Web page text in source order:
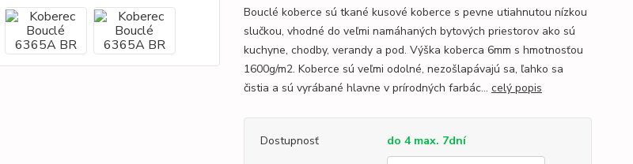
Bouclé koberce sú tkané kusové koberce s pevne utiahnutou nízkou
slučkou, vhodné do veľmi namáhaných bytových priestorov ako sú
kuchyne, chodby, verandy a pod. Výška koberca 6mm s hmotnosťou
1600g/m2. Koberce sú veľmi odolné, nezošlapávajú sa, ľahko sa
čistia a sú vyrábané hlavne v prírodných farbác... celý popis
Dostupnosť
do 4 max. 7dní